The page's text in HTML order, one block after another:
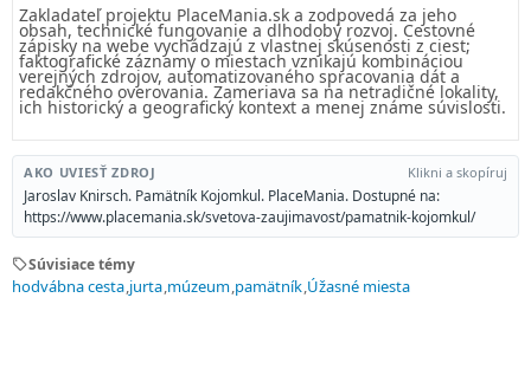
Zakladateľ projektu PlaceMania.sk a zodpovedá za jeho
obsah, technické fungovanie a dlhodobý rozvoj. Cestovné
zápisky na webe vychádzajú z vlastnej skúsenosti z ciest;
faktografické záznamy o miestach vznikajú kombináciou
verejných zdrojov, automatizovaného spracovania dát a
redakčného overovania. Zameriava sa na netradičné lokality,
ich historický a geografický kontext a menej známe súvislosti.
AKO UVIESŤ ZDROJ Klikni a skopíruj
Jaroslav Knirsch. Pamätník Kojomkul. PlaceMania. Dostupné na:
https://www.placemania.sk/svetova-zaujimavost/pamatnik-kojomkul/
sellSúvisiace témy
hodvábna cesta jurta múzeum pamätník Úžasné miesta